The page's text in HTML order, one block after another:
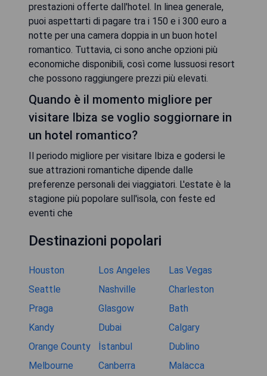
prestazioni offerte dall'hotel. In linea generale,
puoi aspettarti di pagare tra i 150 e i 300 euro a
notte per una camera doppia in un buon hotel
romantico. Tuttavia, ci sono anche opzioni più
economiche disponibili, così come lussuosi resort
che possono raggiungere prezzi più elevati.
Quando è il momento migliore per
visitare Ibiza se voglio soggiornare in
un hotel romantico?
Il periodo migliore per visitare Ibiza e godersi le
sue attrazioni romantiche dipende dalle
preferenze personali dei viaggiatori. L'estate è la
stagione più popolare sull'isola, con feste ed
eventi che
Destinazioni popolari
Houston Los Angeles
Las Vegas
Seattle
Nashville
Charleston
Praga
Glasgow
Bath
Kandy
Dubai
Calgary
Orange County
İstanbul
Dublino
Melbourne
Canberra Malacca